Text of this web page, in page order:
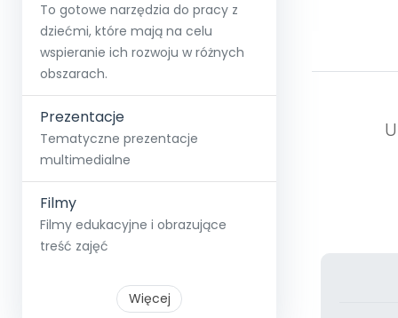
To gotowe narzędzia do pracy z
dziećmi, które mają na celu
wspieranie ich rozwoju w różnych
obszarach.
Prezentacje
Tematyczne prezentacje
multimedialne
Filmy
Filmy edukacyjne i obrazujące
treść zajęć
Więcej